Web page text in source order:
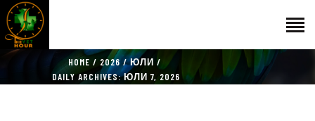
HOME 2026
ЮЛИ
DAILY ARCHIVES: ЮЛИ 7, 2026
НАЧАЛО